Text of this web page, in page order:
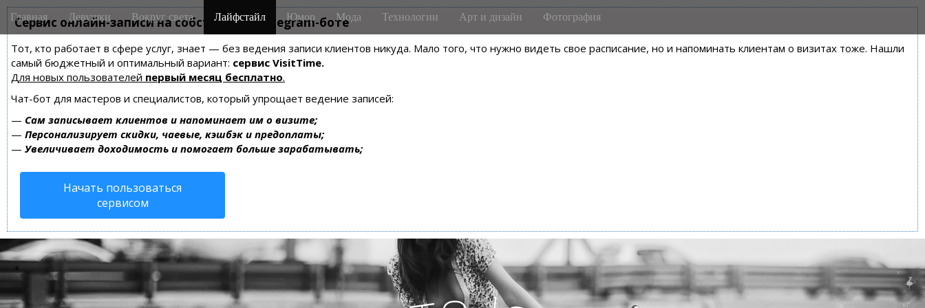
Сервис онлайн-записи на собственном Telegram-боте
Тот, кто работает в сфере услуг, знает — без ведения записи клиентов никуда. Мало того, что нужно видеть свое расписание, но и напоминать клиентам о визитах тоже. Нашли
самый бюджетный и оптимальный вариант: сервис VisitTime.
Для новых пользователей первый месяц бесплатно.
Чат-бот для мастеров и специалистов, который упрощает ведение записей:
— Сам записывает клиентов и напоминает им о визите;
— Персонализирует скидки, чаевые, кэшбэк и предоплаты;
— Увеличивает доходимость и помогает больше зарабатывать;
Начать пользоваться
сервисом
M
a
n
m
e
n
u
i
Главная Девушки Вокруг света Лайфстайл Юмор Мода Технологии Арт и дизайн Фотография